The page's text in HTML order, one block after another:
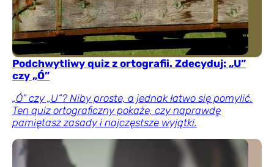
Podchwytliwy quiz z ortografii. Zdecyduj: „U”
czy „Ó”
„Ó” czy „U”? Niby proste, a jednak łatwo się pomylić.
Ten quiz ortograficzny pokaże, czy naprawdę
pamiętasz zasady i najczęstsze wyjątki.